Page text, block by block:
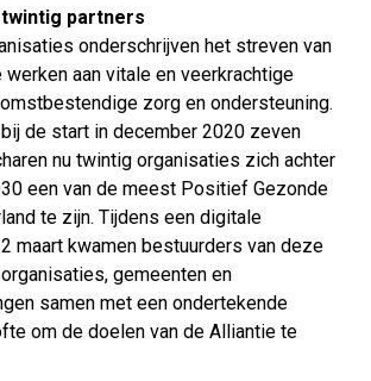
partners
onderschrijven het streven van
aan vitale en veerkrachtige
zorg en ondersteuning.
de start in december 2020 zeven
nu twintig organisaties zich achter
een van de meest Positief Gezonde
te zijn. Tijdens een digitale
maart kwamen bestuurders van deze
gemeenten en
samen met een ondertekende
om de doelen van de Alliantie te